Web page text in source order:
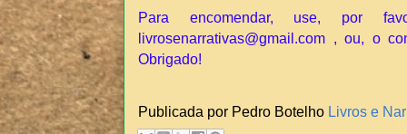
Para encomendar, use, por
livrosenarrativas@gmail.com , ou, o
Obrigado!
Publicada por Pedro Botelho Livros e